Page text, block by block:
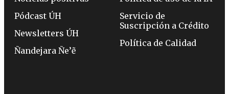
Pódcast ÚH
Newsletters ÚH
Ñandejara Ñe’ẽ
Servicio de
Suscripción a Crédito
Política de Calidad